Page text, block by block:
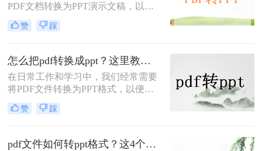
PDF文档转换为PPT演示文稿，以便
于更好地展示和编辑内容。
PDF（Portable Document Format）因
用，但PPT（PowerPoint）则因其动态
演示功能而备受青睐。那么pdf怎么转
换成ppt呢？本文将介绍三种将PDF转
换为PPT的高效方法，帮助您轻松完
成格式转换。
赞 踩
怎么把pdf转换成ppt？这里教你这四种方法！
在日常工作和学习中，我们经常需要
将PDF文件转换为PPT格式，以便更
好地进行演示和编辑。那么怎么把
PDF转换成PPT呢？以下将介绍三种
PDF到PPT的转换。
赞 踩
pdf文件如何转ppt格式？这4个方法请收好！方便又好用！